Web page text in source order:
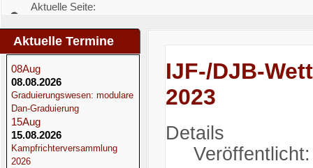
Aktuelle Seite:
Startseite
Aktuelle Termine
08Aug
08.08.2026
Graduierungswesen: modulare
Dan-Graduierung
15Aug
15.08.2026
Kampfrichterversammlung
2026
IJF-/DJB-
2023
Details